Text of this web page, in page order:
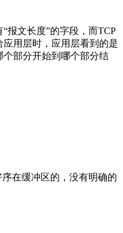
报文长度”的字段，而TCP
用层时，应用层看到的是
部分开始到哪个部分结
在缓冲区的，没有明确的